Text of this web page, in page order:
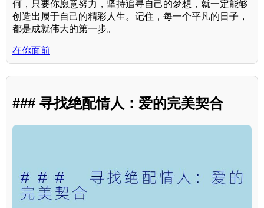
何，只要你愿意努力，坚持追寻自己的梦想，就一定能够
创造出属于自己的精彩人生。记住，每一个平凡的日子，
都是成就伟大的第一步。
在你面前
### 寻找绝配情人：爱的完美契合